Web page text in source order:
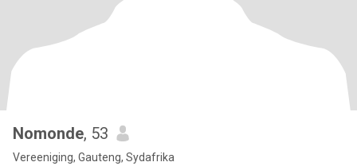
Nomonde, 53
Vereeniging, Gauteng, Sydafrika